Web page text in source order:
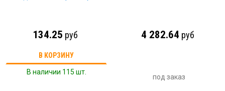
134.25 руб
В КОРЗИНУ
В наличии 115 шт.
4 282.64 руб
под заказ